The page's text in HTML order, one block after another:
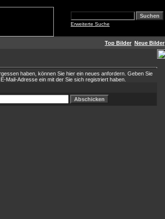
Erweiterte Suche
Top Bilder Neue Bilder
haben, können Sie hier ein neues anfordern. Geben Sie
Mail-Adresse ein mit der Sie sich registriert haben.